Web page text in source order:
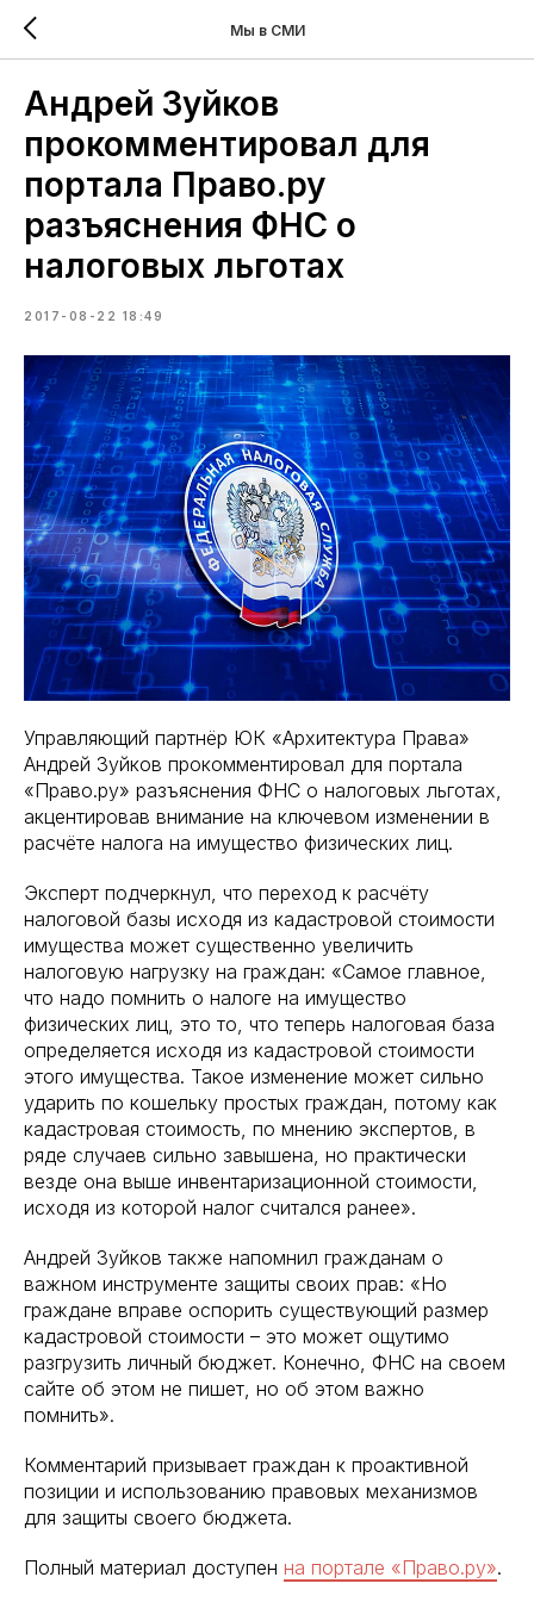
Мы в СМИ
Андрей Зуйков
прокомментировал для
портала Право.ру
разъяснения ФНС о
налоговых льготах
2017-08-22 18:49
Управляющий партнёр ЮК «Архитектура Права»
Андрей Зуйков прокомментировал для портала
«Право.ру» разъяснения ФНС о налоговых льготах,
акцентировав внимание на ключевом изменении в
расчёте налога на имущество физических лиц.
Эксперт подчеркнул, что переход к расчёту
налоговой базы исходя из кадастровой стоимости
имущества может существенно увеличить
налоговую нагрузку на граждан: «Самое главное,
что надо помнить о налоге на имущество
физических лиц, это то, что теперь налоговая база
определяется исходя из кадастровой стоимости
этого имущества. Такое изменение может сильно
ударить по кошельку простых граждан, потому как
кадастровая стоимость, по мнению экспертов, в
ряде случаев сильно завышена, но практически
везде она выше инвентаризационной стоимости,
исходя из которой налог считался ранее».
Андрей Зуйков также напомнил гражданам о
важном инструменте защиты своих прав: «Но
граждане вправе оспорить существующий размер
кадастровой стоимости – это может ощутимо
разгрузить личный бюджет. Конечно, ФНС на своем
сайте об этом не пишет, но об этом важно
помнить».
Комментарий призывает граждан к проактивной
позиции и использованию правовых механизмов
для защиты своего бюджета.
Полный материал доступен на портале «Право.ру».